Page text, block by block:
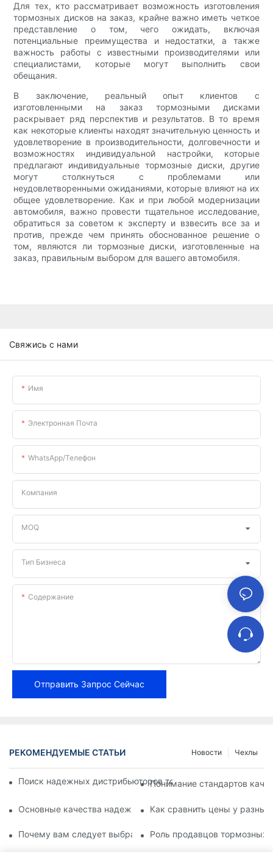
Для тех, кто рассматривает возможность изготовления
тормозных дисков на заказ, крайне важно иметь четкое
представление о том, чего ожидать, включая
потенциальные преимущества и недостатки, а также
важность работы с известными производителями или
специалистами, которые могут выполнить свои
обещания.
В заключение, реальный опыт клиентов с
изготовленными на заказ тормозными дисками
раскрывает ряд перспектив и результатов. В то время
как некоторые клиенты находят значительную ценность и
удовлетворение в производительности, долговечности и
возможностях индивидуальной настройки, которые
предлагают индивидуальные тормозные диски, другие
могут столкнуться с проблемами или
неудовлетворенными ожиданиями, которые влияют на их
общее удовлетворение. Как и при любой модернизации
автомобиля, важно провести тщательное исследование,
обратиться за советом к эксперту и взвесить все за и
против, прежде чем принять обоснованное решение о
том, являются ли тормозные диски, изготовленные на
заказ, правильным выбором для вашего автомобиля.
Свяжись с нами
Имя
Электронная Почта
WhatsApp/телефон
Компания
MOQ
Тип Бизнеса
Содержание
Отправить Запрос Сейчас
РЕКОМЕНДУЕМЫЕ СТАТЬИ Чехлы
Новости
Поиск надежных дистрибьюторов тормозных колодок для
Понимание стандартов
Основные качества надежного поставщика тормозных
Как сравнить цены у
Почему вам следует выбрать авторизованного дилера
Роль продавцов тормозных